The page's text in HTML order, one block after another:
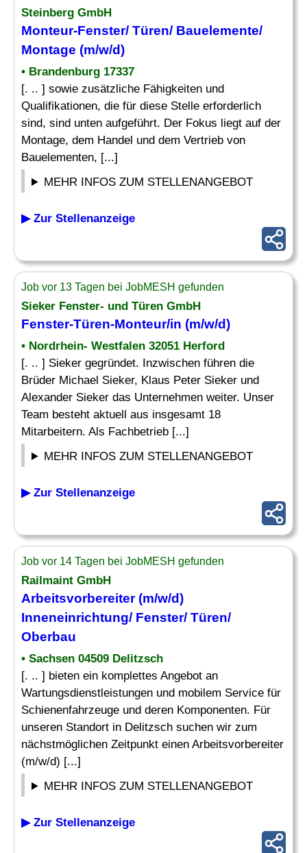
Steinberg GmbH
Monteur-Fenster/ Türen/ Bauelemente/
Montage (m/w/d)
• Brandenburg 17337
[. .. ] sowie zusätzliche Fähigkeiten und
Qualifikationen, die für diese Stelle erforderlich
sind, sind unten aufgeführt. Der Fokus liegt auf der
Montage, dem Handel und dem Vertrieb von
Bauelementen, [...]
MEHR INFOS ZUM STELLENANGEBOT
▶ Zur Stellenanzeige
Job vor 13 Tagen bei JobMESH gefunden
Sieker Fenster- und Türen GmbH
Fenster-Türen-Monteur/in (m/w/d)
• Nordrhein- Westfalen 32051 Herford
[. .. ] Sieker gegründet. Inzwischen führen die
Brüder Michael Sieker, Klaus Peter Sieker und
Alexander Sieker das Unternehmen weiter. Unser
Team besteht aktuell aus insgesamt 18
Mitarbeitern. Als Fachbetrieb [...]
MEHR INFOS ZUM STELLENANGEBOT
▶ Zur Stellenanzeige
Job vor 14 Tagen bei JobMESH gefunden
Railmaint GmbH
Arbeitsvorbereiter (m/w/d)
Inneneinrichtung/ Fenster/ Türen/
Oberbau
• Sachsen 04509 Delitzsch
[. .. ] bieten ein komplettes Angebot an
Wartungsdienstleistungen und mobilem Service für
Schienenfahrzeuge und deren Komponenten. Für
unseren Standort in Delitzsch suchen wir zum
nächstmöglichen Zeitpunkt einen Arbeitsvorbereiter
(m/w/d) [...]
MEHR INFOS ZUM STELLENANGEBOT
▶ Zur Stellenanzeige